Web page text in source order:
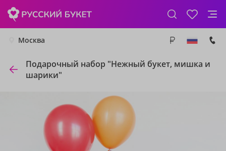
Москва
Подарочный набор "Нежный букет, мишка и
шарики"